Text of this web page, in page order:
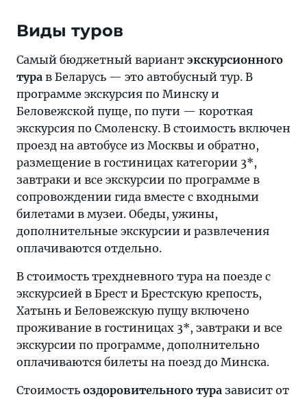
Виды туров
Самый бюджетный вариант экскурсионного
тура в Беларусь — это автобусный тур. В
программе экскурсия по Минску и
Беловежской пуще, по пути — короткая
экскурсия по Смоленску. В стоимость включен
проезд на автобусе из Москвы и обратно,
размещение в гостиницах категории 3*,
завтраки и все экскурсии по программе в
сопровождении гида вместе с входными
билетами в музеи. Обеды, ужины,
дополнительные экскурсии и развлечения
оплачиваются отдельно.
В стоимость трехдневного тура на поезде с
экскурсией в Брест и Брестскую крепость,
Хатынь и Беловежскую пущу включено
проживание в гостиницах 3*, завтраки и все
экскурсии по программе, дополнительно
оплачиваются билеты на поезд до Минска.
Стоимость оздоровительного тура зависит от